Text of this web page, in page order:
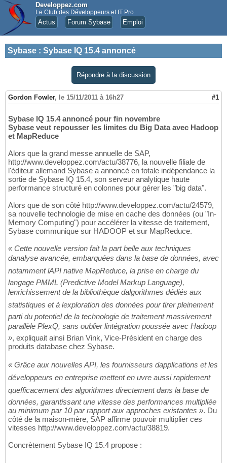
Developpez.com
Le Club des Développeurs et IT Pro
Actus Forum Sybase Emploi
Sybase : Sybase IQ 15.4 annoncé
Répondre à la discussion
Gordon Fowler, le 15/11/2011 à 16h27 #1
Sybase IQ 15.4 annoncé pour fin novembre
Sybase veut repousser les limites du Big Data avec Hadoop
et MapReduce
Alors que la grand messe annuelle de SAP,
http://www.developpez.com/actu/38776, la nouvelle filiale de
l'éditeur allemand Sybase a annoncé en totale indépendance la
sortie de Sybase IQ 15.4, son serveur analytique haute
performance structuré en colonnes pour gérer les "big data".
Alors que de son côté http://www.developpez.com/actu/24579,
sa nouvelle technologie de mise en cache des données (ou "In-
Memory Computing") pour accélérer la vitesse de traitement,
Sybase communique sur HADOOP et sur MapReduce.
« Cette nouvelle version fait la part belle aux techniques
danalyse avancée, embarquées dans la base de données, avec
notamment lAPI native MapReduce, la prise en charge du
langage PMML (Predictive Model Markup Language),
lenrichissement de la bibliothèque dalgorithmes dédiés aux
statistiques et à lexploration des données pour tirer pleinement
parti du potentiel de la technologie de traitement massivement
parallèle PlexQ, sans oublier lintégration poussée avec Hadoop
», expliquait ainsi Brian Vink, Vice-Président en charge des
produits database chez Sybase.
« Grâce aux nouvelles API, les fournisseurs dapplications et les
développeurs en entreprise mettent en uvre aussi rapidement
quefficacement des algorithmes directement dans la base de
données, garantissant une vitesse des performances multipliée
au minimum par 10 par rapport aux approches existantes ». Du
côté de la maison-mère, SAP affirme pouvoir multiplier ces
vitesses http://www.developpez.com/actu/38819.
Concrètement Sybase IQ 15.4 propose :